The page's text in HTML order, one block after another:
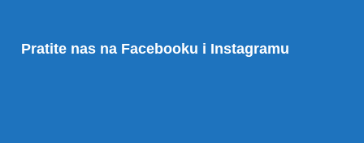
Pratite nas na Facebooku i Instagramu